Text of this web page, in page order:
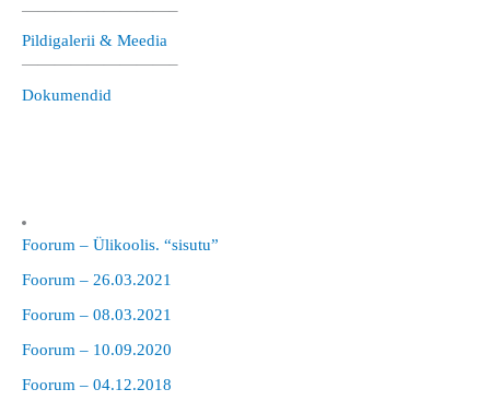
—————————–
Pildigalerii & Meedia
—————————–
Dokumendid
Foorum – Ülikoolis. “sisutu”
Foorum – 26.03.2021
Foorum – 08.03.2021
Foorum – 10.09.2020
Foorum – 04.12.2018